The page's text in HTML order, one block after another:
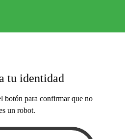
tu identidad
botón para confirmar que no
un robot.